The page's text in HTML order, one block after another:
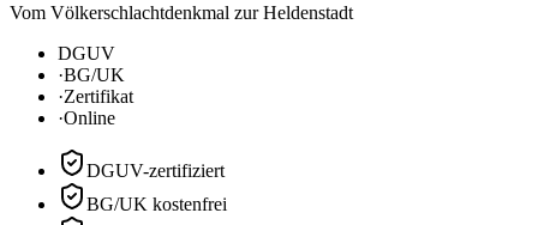
Vom Völkerschlachtdenkmal zur Heldenstadt
DGUV
·BG/UK
·Zertifikat
·Online
DGUV-zertifiziert
BG/UK kostenfrei